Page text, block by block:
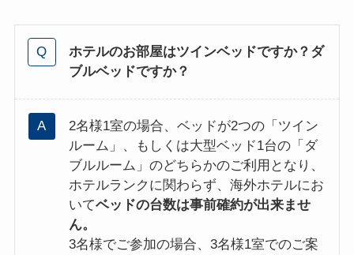
ホテルのお部屋はツインベッドですか？ダ
ブルベッドですか？
2名様1室の場合、ベッドが2つの「ツイン
ルーム」、もしくは大型ベッド1台の「ダ
ブルルーム」のどちらかのご利用となり、
ホテルランクに関わらず、海外ホテルにお
いてベッドの台数は事前確約が出来ませ
ん。
3名様でご参加の場合、3名様1室でのご案